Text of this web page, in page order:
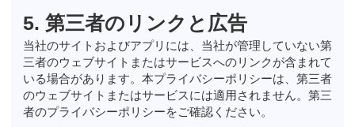
5. 第三者のリンクと広告
当社のサイトおよびアプリには、当社が管理していない第
三者のウェブサイトまたはサービスへのリンクが含まれて
いる場合があります。本プライバシーポリシーは、第三者
のウェブサイトまたはサービスには適用されません。第三
者のプライバシーポリシーをご確認ください。